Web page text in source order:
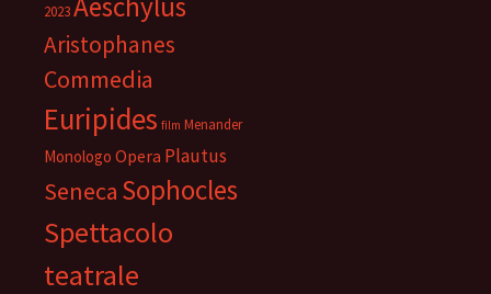
2023
Aristophanes
Commedia
Euripides film Menander
Monologo Opera Plautus
Seneca Sophocles
Spettacolo
teatrale